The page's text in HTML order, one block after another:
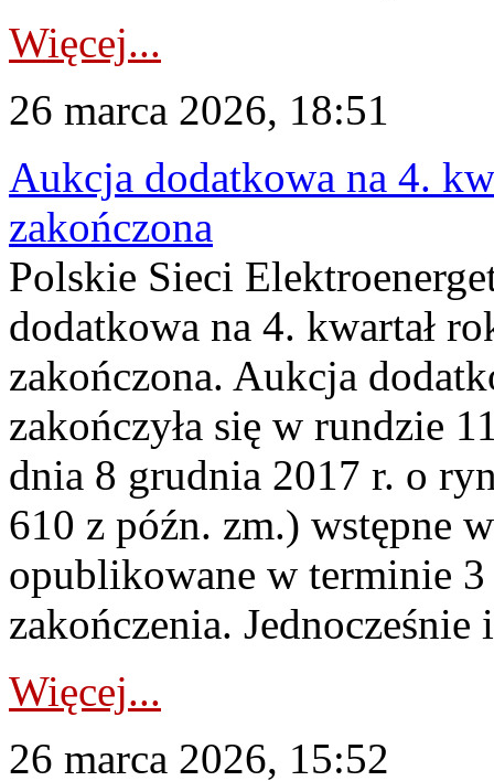
Więcej...
26 marca 2026, 18:51
Aukcja dodatkowa na 4.
zakończona
Polskie Sieci
dodatkowa na 4. kwartał
zakończona. Aukcja
zakończyła się w rundzie
dnia 8 grudnia 2017 r. o
610 z późn. zm.) wstępne
opublikowane w terminie
zakończenia.
Więcej...
26 marca 2026, 15:52